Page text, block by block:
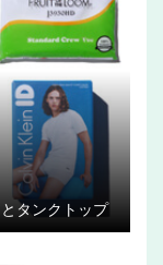
タンクトップ